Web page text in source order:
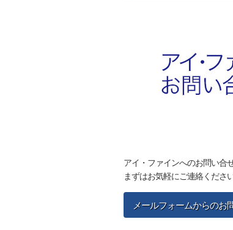
アイ・ファインへのお問い合
まずはお気軽にご連絡くださ
メールフォームからのお